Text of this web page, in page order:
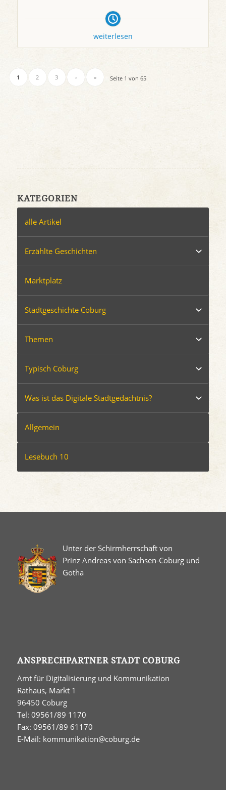
weiterlesen
Seite 1 von 65
1 2 3 › »
KATEGORIEN
alle Artikel
Erzählte Geschichten
Marktplatz
Stadtgeschichte Coburg
Themen
Typisch Coburg
Was ist das Digitale Stadtgedächtnis?
Allgemein
Lesebuch 10
Unter der Schirmherrschaft von
Prinz Andreas von Sachsen-Coburg und
Gotha
ANSPRECHPARTNER STADT COBURG
Amt für Digitalisierung und Kommunikation
Rathaus, Markt 1
96450 Coburg
Tel: 09561/89 1170
Fax: 09561/89 61170
E-Mail: kommunikation@coburg.de